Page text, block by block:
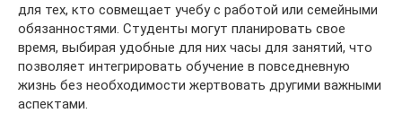
для тех, кто совмещает учебу с работой или семейными
обязанностями. Студенты могут планировать свое
время, выбирая удобные для них часы для занятий, что
позволяет интегрировать обучение в повседневную
жизнь без необходимости жертвовать другими важными
аспектами.